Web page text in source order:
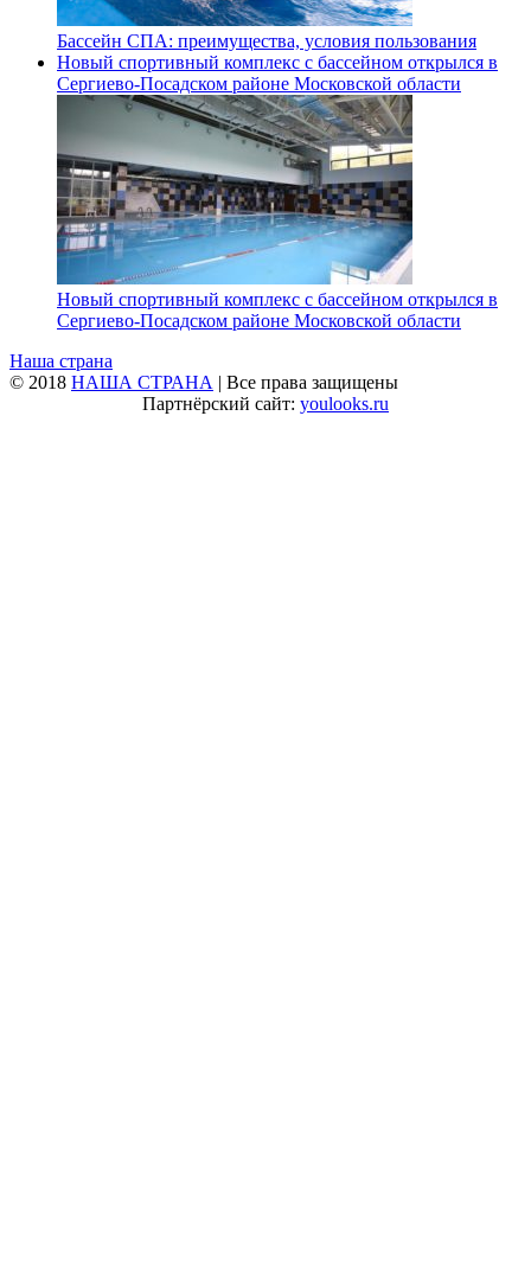
Бассейн СПА: преимущества, условия пользования
Новый спортивный комплекс с бассейном открылся в
Сергиево‑Посадском районе Московской области
Новый спортивный комплекс с бассейном открылся в
Сергиево‑Посадском районе Московской области
Наша страна
© 2018 НАША СТРАНА | Все права защищены
Партнёрский сайт: youlooks.ru